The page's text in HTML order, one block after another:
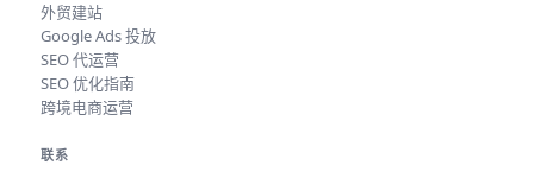
外贸建站
Google Ads 投放
SEO 代运营
SEO 优化指南
跨境电商运营
联系